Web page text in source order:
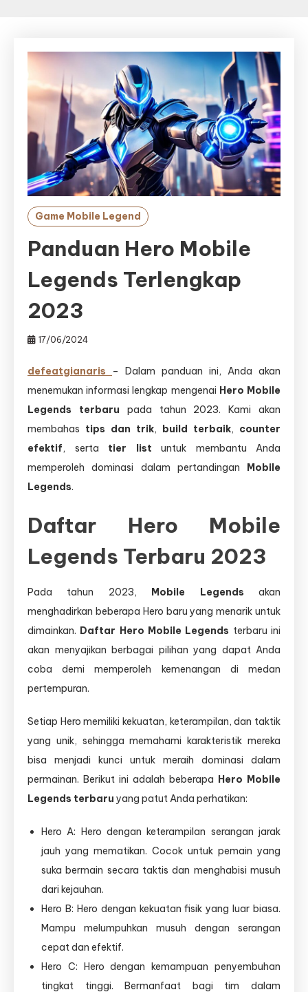
Game Mobile Legend
Panduan Hero Mobile
Legends Terlengkap
2023
17/06/2024
defeatgianaris
– Dalam panduan ini, Anda akan
menemukan informasi lengkap mengenai Hero Mobile
Legends terbaru pada tahun 2023. Kami akan
membahas tips dan trik, build terbaik, counter
efektif, serta tier list untuk membantu Anda
memperoleh dominasi dalam pertandingan Mobile
Legends.
Daftar Hero Mobile
Legends Terbaru 2023
Pada tahun 2023, Mobile Legends akan
menghadirkan beberapa Hero baru yang menarik untuk
dimainkan. Daftar Hero Mobile Legends terbaru ini
akan menyajikan berbagai pilihan yang dapat Anda
coba demi memperoleh kemenangan di medan
pertempuran.
Setiap Hero memiliki kekuatan, keterampilan, dan taktik
yang unik, sehingga memahami karakteristik mereka
bisa menjadi kunci untuk meraih dominasi dalam
permainan. Berikut ini adalah beberapa Hero Mobile
Legends terbaru yang patut Anda perhatikan:
Hero A: Hero dengan keterampilan serangan jarak
jauh yang mematikan. Cocok untuk pemain yang
suka bermain secara taktis dan menghabisi musuh
dari kejauhan.
Hero B: Hero dengan kekuatan fisik yang luar biasa.
Mampu melumpuhkan musuh dengan serangan
cepat dan efektif.
Hero C: Hero dengan kemampuan penyembuhan
tingkat tinggi. Bermanfaat bagi tim dalam